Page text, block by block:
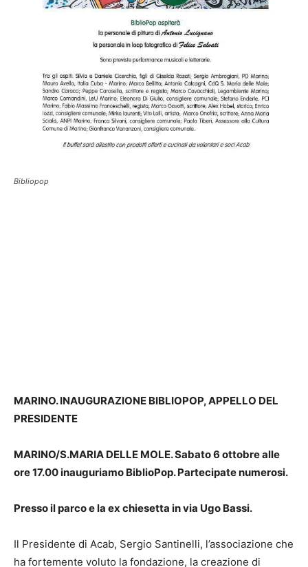
Bibliopop
MARINO. INAUGURAZIONE BIBLIOPOP, APPELLO DEL
PRESIDENTE
MARINO/S.MARIA DELLE MOLE. Sabato 6 ottobre alle
ore 17.00 inauguriamo BiblioPop. Partecipate numerosi.
Presso il parco e la ex chiesetta in via Ugo Bassi.
Il Presidente di Acab, Sergio Santinelli, l’associazione che
ha fortemente voluto la fondazione, la creazione di